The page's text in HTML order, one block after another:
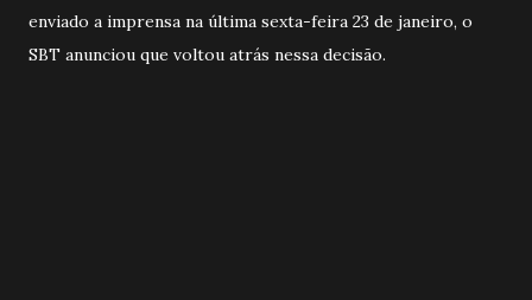
enviado a imprensa na última sexta-feira 23 de janeiro, o
SBT anunciou que voltou atrás nessa decisão.